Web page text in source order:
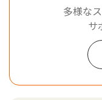
多様な
サ